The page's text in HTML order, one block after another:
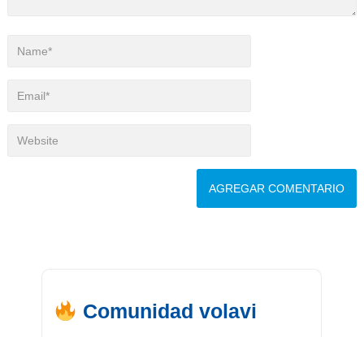
Comunidad volavi